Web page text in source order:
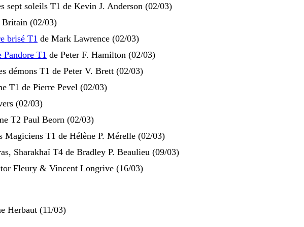
sept soleils T1 de Kevin J. Anderson (02/03)
(02/03)
brisé T1 de Mark Lawrence (02/03)
Pandore T1 de Peter F. Hamilton (02/03)
démons T1 de Peter V. Brett (02/03)
T1 de Pierre Pevel (02/03)
(02/03)
T2 Paul Beorn (02/03)
Magiciens T1 de Hélène P. Mérelle (02/03)
Sharakhaï T4 de Bradley P. Beaulieu (09/03)
Fleury & Vincent Longrive (16/03)
Herbaut (11/03)